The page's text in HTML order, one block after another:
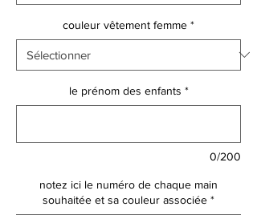
couleur vêtement femme *
le prénom des enfants *
0/200
notez ici le numéro de chaque main
souhaitée et sa couleur associée *